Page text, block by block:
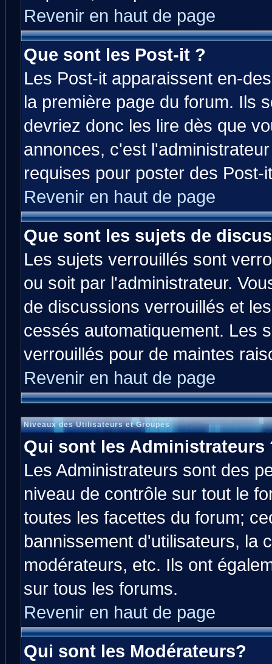
Revenir en haut de page
Que sont les Post-it ?
Les Post-it apparaissent en-
la première page du forum. Ils
devriez donc les lire dès que
annonces, c'est
requises pour poster des Post-
Revenir en haut de page
Que sont les sujets de
Les sujets verrouillés sont
ou soit par l'administrateur.
de discussions verrouillés et
cessés automatiquement. Les
verrouillés pour de maintes
Revenir en haut de page
Niveaux des Utilisateurs et Groupes
Qui sont les Administrateurs
Les Administrateurs sont des
niveau de contrôle sur tout le
toutes les facettes du forum;
bannissement d'utilisateurs, la
modérateurs, etc. Ils ont
sur tous les forums.
Revenir en haut de page
Qui sont les Modérateurs?